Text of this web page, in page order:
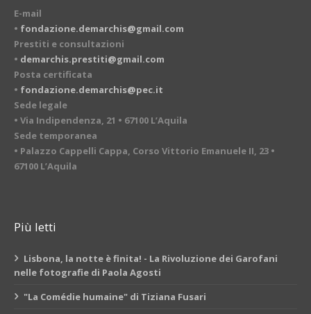
E-mail
• fondazione.demarchis@gmail.com
Prestiti e consultazioni
• demarchis.prestiti@gmail.com
Posta certificata
• fondazione.demarchis@pec.it
Sede legale
• Via Indipendenza, 21 • 67100 L’Aquila
Sede temporanea
• Palazzo Cappelli Cappa, Corso Vittorio Emanuele II, 23 •
67100 L’Aquila
Più letti
Lisbona, la notte è finita! - La Rivoluzione dei Garofani
nelle fotografie di Paola Agosti
"La Comédie humaine" di Tiziana Fusari